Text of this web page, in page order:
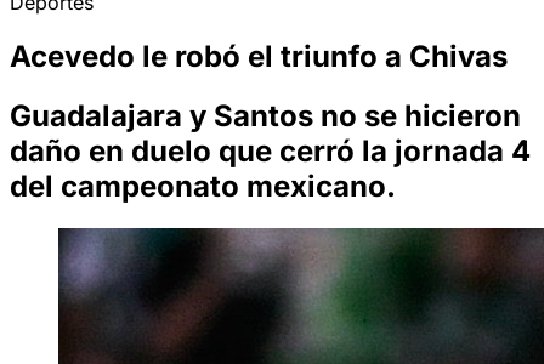
Acevedo le robó el triunfo a Chivas
Guadalajara y Santos no se hicieron
daño en duelo que cerró la jornada 4
del campeonato mexicano.